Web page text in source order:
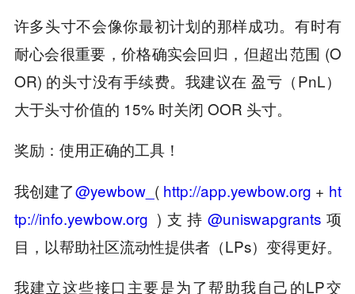
许多头寸不会像你最初计划的那样成功。有时有
耐心会很重要，价格确实会回归，但超出范围 (O
OR) 的头寸没有手续费。我建议在 盈亏（PnL）
大于头寸价值的 15% 时关闭 OOR 头寸。
奖励：使用正确的工具！
我创建了@yewbow_ ( http://app.yewbow.org + ht
tp://info.yewbow.org )支持 @uniswapgrants项
目，以帮助社区流动性提供者（LPs）变得更好。
我建立这些接口主要是为了帮助我自己的LP交